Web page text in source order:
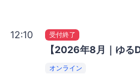
12:10 受付終了
【2026年8月｜ゆる
オンライン